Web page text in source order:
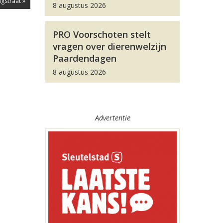
8 augustus 2026
PRO Voorschoten stelt
vragen over dierenwelzijn
Paardendagen
8 augustus 2026
Advertentie